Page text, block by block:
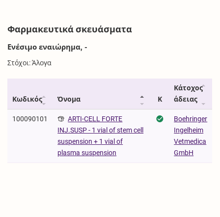
Φαρμακευτικά σκευάσματα
Ενέσιμο εναιώρημα, -
Στόχοι: Άλογα
Κωδικός Όνομα Κ
Κάτοχος
άδειας
100090101
ARTI-CELL FORTE
INJ.SUSP - 1 vial of stem cell
suspension + 1 vial of
plasma suspension
Boehringer
Ingelheim
Vetmedica
GmbH